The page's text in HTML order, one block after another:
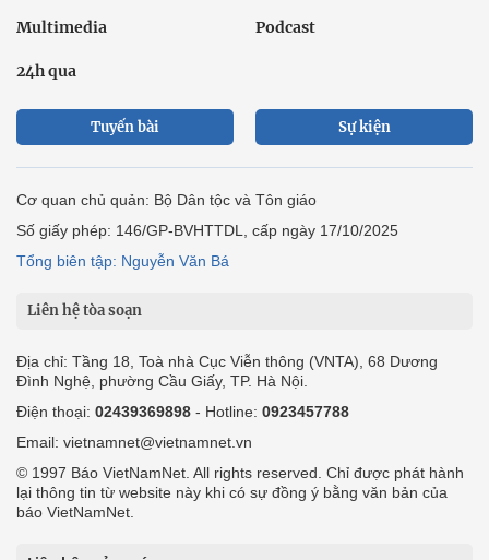
Multimedia Podcast
24h qua
Tuyến bài Sự kiện
Cơ quan chủ quản: Bộ Dân tộc và Tôn giáo
Số giấy phép: 146/GP-BVHTTDL, cấp ngày 17/10/2025
Tổng biên tập: Nguyễn Văn Bá
Liên hệ tòa soạn
Địa chỉ: Tầng 18, Toà nhà Cục Viễn thông (VNTA), 68 Dương
Đình Nghệ, phường Cầu Giấy, TP. Hà Nội.
Điện thoại: 02439369898 - Hotline: 0923457788
Email: vietnamnet@vietnamnet.vn
© 1997 Báo VietNamNet. All rights reserved. Chỉ được phát hành
lại thông tin từ website này khi có sự đồng ý bằng văn bản của
báo VietNamNet.